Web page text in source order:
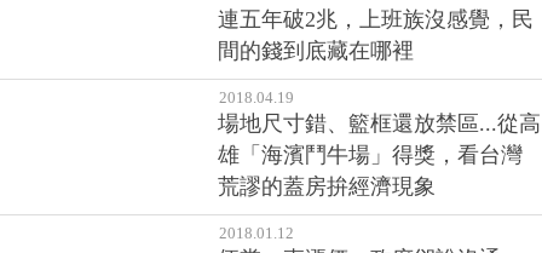
連五年破2兆，上班族沒感覺，民
間的錢到底藏在哪裡
2018.04.19
場地尺寸錯、籃框還放禁區...從高
雄「海濱鬥牛場」得獎，看台灣
荒謬的蓋房拚經濟現象
2018.01.12